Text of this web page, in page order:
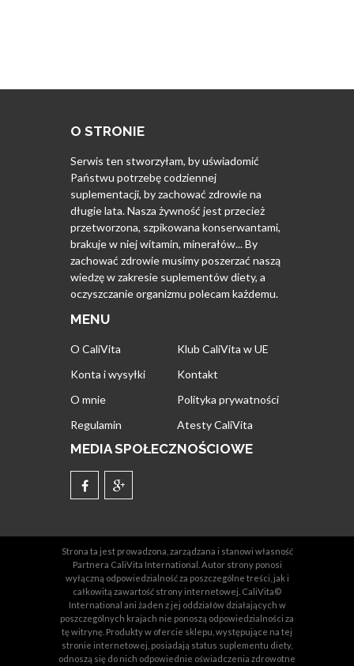
O STRONIE
Serwis ten stworzyłam, by uświadomić
Państwu potrzebę codziennej
suplementacji, by zachować zdrowie na
długie lata. Nasza żywność jest przecież
przetworzona, szpikowana konserwantami,
brakuje w niej witamin, minerałów... By
zachować zdrowie musimy poszerzać naszą
wiedzę w zakresie suplementów diety, a
oczyszczanie organizmu polecam każdemu.
MENU
O CaliVita
Klub CaliVita w UE
Konta i wysyłki
Kontakt
O mnie
Polityka prywatności
Regulamin
Atesty CaliVita
MEDIA SPOŁECZNOŚCIOWE
Strona ta jest prowadzona, zarządzana i stanowi własność
Partnera CaliVita International. Autor strony ponosi
wyłączną odpowiedzialność za poszczególne treści, jak i
całkowitą zawartość strony internetowej. CaliVita©
International ani żaden z jej oddziałów działających w
poszczególnych krajach nie ponoszą odpowiedzialności za
tę witrynę. Produkty w ofercie sklepu, występujące na tej
stronie internetowej, posiadają status suplementu diety,
odnoszą się do nich odpowiednie oświadczenia zdrowotne